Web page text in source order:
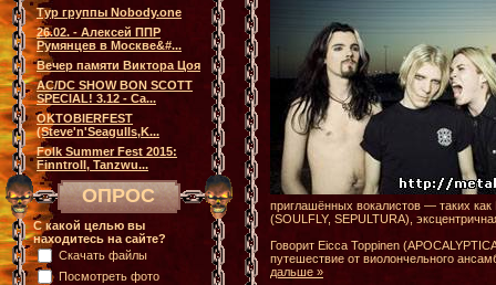
Тур группы Nobody.one
26.02. - Алексей ППР
Румянцев в Москве&#...
Вечер памяти Виктора Цоя
AC/DC SHOW BON SCOTT
SPECIAL! 3.12 - Са...
OKTOBIERFEST
(Steve'n'Seagulls,K...
Folk Summer Fest 2015:
Finntroll, Tanzwu...
ОПРОС
С какой целью вы
находитесь на сайте?
Скачать файлы
Посмотреть фото
приглашённых вокалистов — таких
(SOULFLY, SEPULTURA),
Говорит Eicca Toppinen
путешествие от виолончельного
дальше »